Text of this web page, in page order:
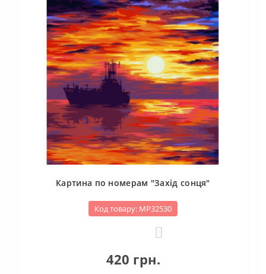
Картина по номерам "Захід сонця"
Код товару: МР32530
420 грн.